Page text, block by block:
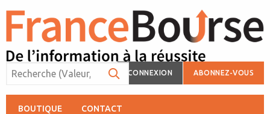
CONNEXION ABONNEZ-VOUS
BOUTIQUE CONTACT